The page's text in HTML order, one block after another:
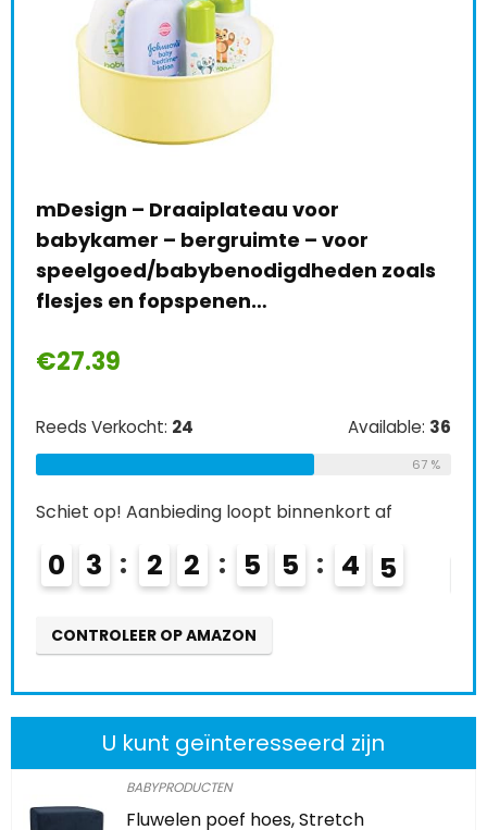
mDesign – Draaiplateau voor
babykamer – bergruimte – voor
speelgoed/babybenodigdheden zoals
flesjes en fopspenen…
€27.39
Reeds Verkocht: 24 Available: 36
67 %
Schiet op! Aanbieding loopt binnenkort af
0 3 2 2 5 5 4 3
CONTROLEER OP AMAZON
U kunt geïnteresseerd zijn
BABYPRODUCTEN
Fluwelen poef hoes, Stretch